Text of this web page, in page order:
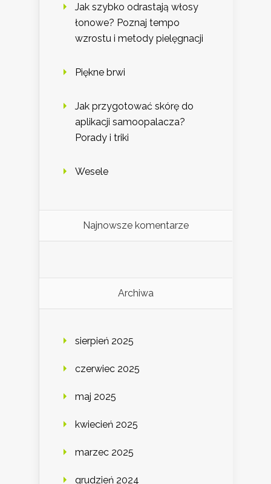
Jak szybko odrastają włosy
łonowe? Poznaj tempo
wzrostu i metody pielęgnacji
Piękne brwi
Jak przygotować skórę do
aplikacji samoopalacza?
Porady i triki
Wesele
Najnowsze komentarze
Archiwa
sierpień 2025
czerwiec 2025
maj 2025
kwiecień 2025
marzec 2025
grudzień 2024